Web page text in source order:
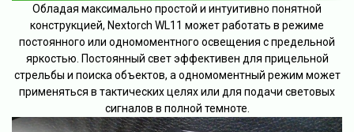
Обладая максимально простой и интуитивно понятной
конструкцией, Nextorch WL11 может работать в режиме
постоянного или одномоментного освещения с предельной
яркостью. Постоянный свет эффективен для прицельной
стрельбы и поиска объектов, а одномоментный режим может
применяться в тактических целях или для подачи световых
сигналов в полной темноте.